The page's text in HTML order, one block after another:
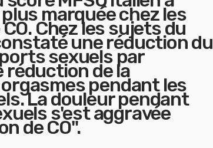
marquée chez les
Chez les sujets du
une réduction du
sexuels par
réduction de la
pendant les
La douleur pendant
s'est aggravée
de CO".